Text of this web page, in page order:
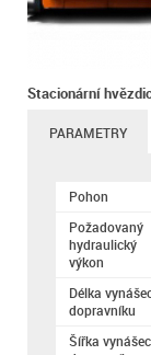
Stacionární
PARAMETRY
Pohon
Požadovaný
hydraulický
výkon
Délka
dopravníku
Šířka